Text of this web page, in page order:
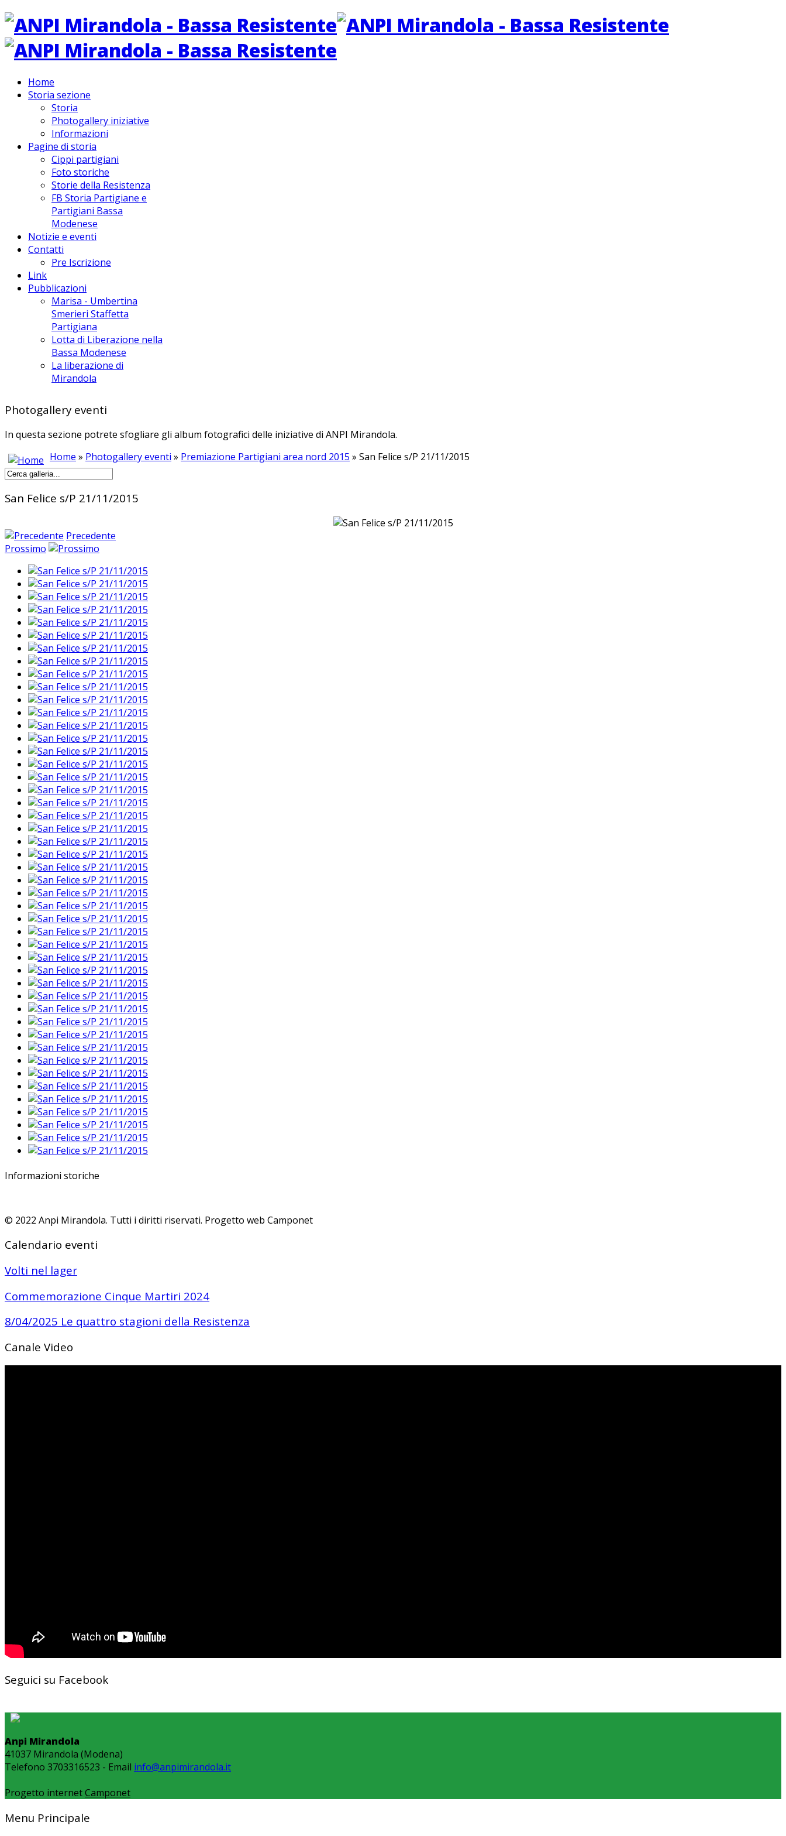
Home
Storia sezione
Storia
Photogallery iniziative
Informazioni
Pagine di storia
Cippi partigiani
Foto storiche
Storie della Resistenza
FB Storia Partigiane e
Partigiani Bassa
Modenese
Notizie e eventi
Contatti
Pre Iscrizione
Link
Pubblicazioni
Marisa - Umbertina
Smerieri Staffetta
Partigiana
Lotta di Liberazione nella
Bassa Modenese
La liberazione di
Mirandola
Photogallery eventi
In questa sezione potrete sfogliare gli album fotografici delle iniziative di ANPI Mirandola.
Home » Photogallery eventi » Premiazione Partigiani area nord 2015 » San Felice s/P 21/11/2015
San Felice s/P 21/11/2015
Precedente
Prossimo
Informazioni storiche
© 2022 Anpi Mirandola. Tutti i diritti riservati. Progetto web Camponet
Calendario eventi
Volti nel lager
Commemorazione Cinque Martiri 2024
8/04/2025 Le quattro stagioni della Resistenza
Canale Video
Seguici su Facebook
Anpi Mirandola
41037 Mirandola (Modena)
Telefono 3703316523 - Email info@anpimirandola.it
Progetto internetCamponet
Menu Principale